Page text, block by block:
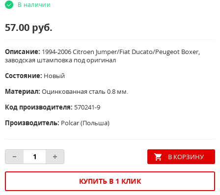
В наличии
57.00 руб.
Описание: 1994-2006 Citroen Jumper/Fiat Ducato/Peugeot Boxer,
заводская штамповка под оригинал
Состояние: Новый
Материал: Оцинкованная сталь 0.8 мм.
Код производителя: 570241-9
Производитель: Polcar (Польша)
КУПИТЬ В 1 КЛИК